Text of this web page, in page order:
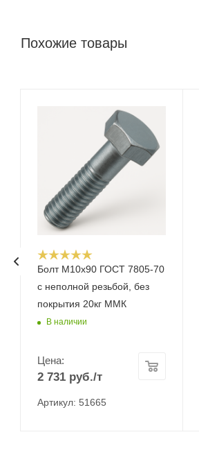
Похожие товары
Болт М10x90 ГОСТ 7805-70
с неполной резьбой, без
покрытия 20кг ММК
В наличии
Цена:
2 731 руб./т
Артикул: 51665